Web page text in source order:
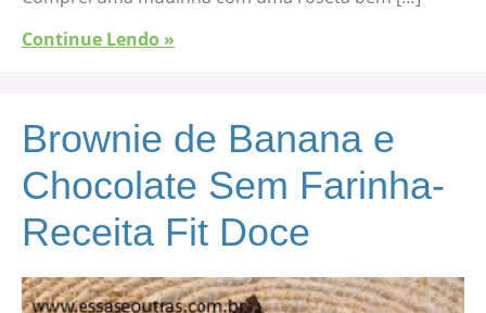
Continue Lendo »
Brownie de Banana e
Chocolate Sem Farinha-
Receita Fit Doce